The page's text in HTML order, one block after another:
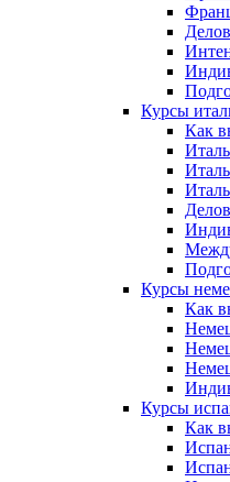
Курсы
Как
Курсы
Как
Курсы
Как